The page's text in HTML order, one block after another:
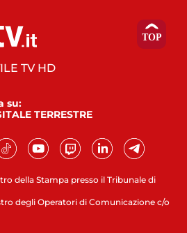
della Stampa presso il Tribunale di
degli Operatori di Comunicazione c/o
TV HD
su:
TERRESTRE